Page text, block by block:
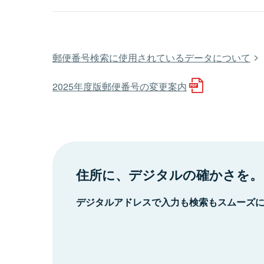
郵便番号検索に使用されているデータについて
2025年度版郵便番号の変更案内
住所に、デジタルの確かさを。
デジタルアドレスで入力も検索もスムーズ